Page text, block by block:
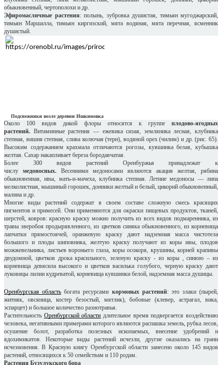
обыкновенный, чертополохи и др.
Эфиромасличные растения: полынь, зубровка душистая, тимьян мугоджарский,
тимьян Маршалла, тимьян киргизский, мята водяная, мята перечная, ясменник
душистый.
Подснежники возле деревни Ишкиновка
Около 100 видов дикой флоры относятся к группе плодово-ягодных
растений. Витаминные растения — ежевика сизая, земляника лесная, клубника
степная, вишня степная, слива колючая (терн), водяной орех (чилим) и др. (рис. 65).
Высоким содержанием крахмала отличаются рогозы, кувшинка белая, кубышка
желтая. Сахар накапливает береза бородавчатая.
Более 300 видов растений Оренбуржья принадлежат к
числу медоносных. Весенними медоносами являются акация желтая, рябина
обыкновенная, ивы, мать-и-мачеха, клубника степная. Летние медоносы — липа
мелколистная, мышиный горошек, донники желтый и белый, цикорий обыкновенный,
малина и др.
Многие виды растений содержат в своем составе сложную смесь красящих
пигментов и примесей. Они применяются для окраски пищевых продуктов, тканей,
шерстей, ковров: красную краску можно получить из всех видов подмаренника, из
травы зверобоя продырявленного, из цветков синяка обыкновенного, из корневища
лапчатки прямостоячей, оранжевую краску дают надземная масса чистотела
большого и плоды шиповника, желтую краску получают из коры ивы, плодов
можжевельника, листьев вороньего глаза, коры осокоря, крушины, корней крапивы
двудомной, цветков дрока красильного, зеленую краску - из коры , синюю – из
корневища девясила высокого и цветков василька голубого, черную краску дают
луковицы лилии кудреватой, корневища кувшинки белой, надземная масса душицы.
Оренбургская область богата ресурсами кормовых растений: это злаки (пырей,
житняк, овсяница, костер безостый, мятлик), бобовые (клевер, астрагал, вика,
эспарцет) и большое количество разнотравья.
Растительность Оренбургской области длительное время подвергается воздействию
человека, негативными примерами которого являются распашка земель, рубка лесов,
осушение болот, разработка полезных ископаемых, внесение удобрений и
ядохимикатов. Некоторые виды растений исчезли, другие оказались на грани
исчезновения. В Красную книгу Оренбургской области занесено около 145 видов
растений, относящихся к 50 семействам и 110 родам.
Растения Бузулукского бора